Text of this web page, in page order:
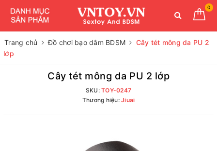
0
Trang chủ Đồ chơi bạo dâm BDSM
Cây tét mông da PU 2
lớp
Cây tét mông da PU 2 lớp
SKU:TOY-0247
Thương hiệu: Jiuai